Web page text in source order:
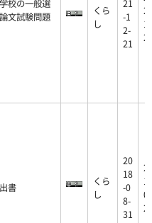
校の一般選
文試験問題
くら
し
21
-1
2-
21
書
くら
し
20
18
-0
8-
31